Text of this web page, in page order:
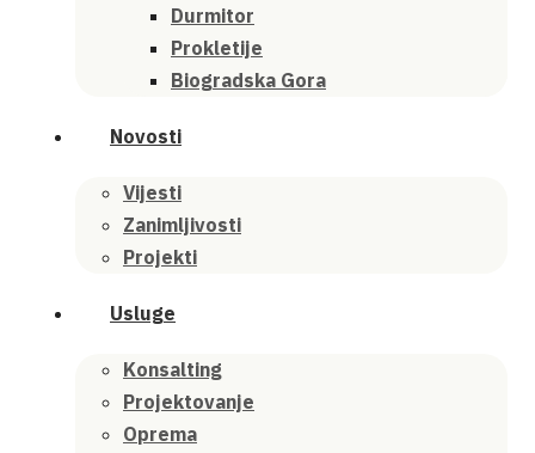
Durmitor
Prokletije
Biogradska Gora
Novosti
Vijesti
Zanimljivosti
Projekti
Usluge
Konsalting
Projektovanje
Oprema